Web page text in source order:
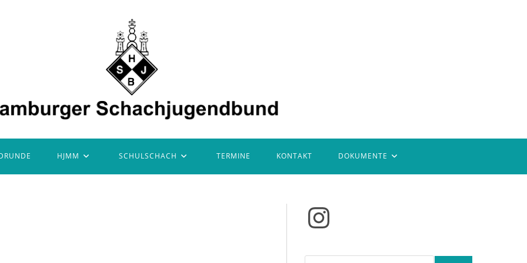
HJMM SCHULSCHACH TERMINE KONTAKT DOKUMENTE
Instagram